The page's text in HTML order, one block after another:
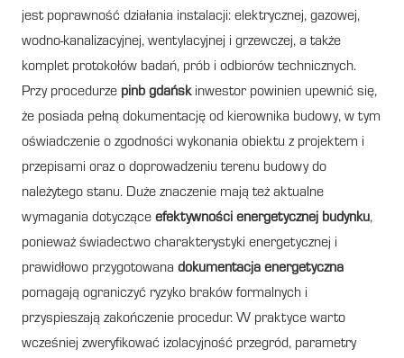
jest poprawność działania instalacji: elektrycznej, gazowej,
wodno-kanalizacyjnej, wentylacyjnej i grzewczej, a także
komplet protokołów badań, prób i odbiorów technicznych.
Przy procedurze pinb gdańskinwestor powinien upewnić się,
że posiada pełną dokumentację od kierownika budowy, w tym
oświadczenie o zgodności wykonania obiektu z projektem i
przepisami oraz o doprowadzeniu terenu budowy do
należytego stanu. Duże znaczenie mają też aktualne
wymagania dotyczące efektywności energetycznej budynku,
ponieważ świadectwo charakterystyki energetycznej i
prawidłowo przygotowana dokumentacja energetyczna
pomagają ograniczyć ryzyko braków formalnych i
przyspieszają zakończenie procedur. W praktyce warto
wcześniej zweryfikować izolacyjność przegród, parametry